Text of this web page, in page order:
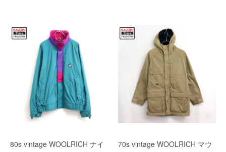
80s vintage WOOLRICH ナイ
70s vintage WOOLRICH マウ